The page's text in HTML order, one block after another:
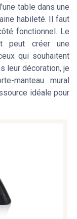
table dans une
habileté. Il faut
fonctionnel. Le
peut créer une
qui souhaitent
leur décoration, je
manteau mural
idéale pour